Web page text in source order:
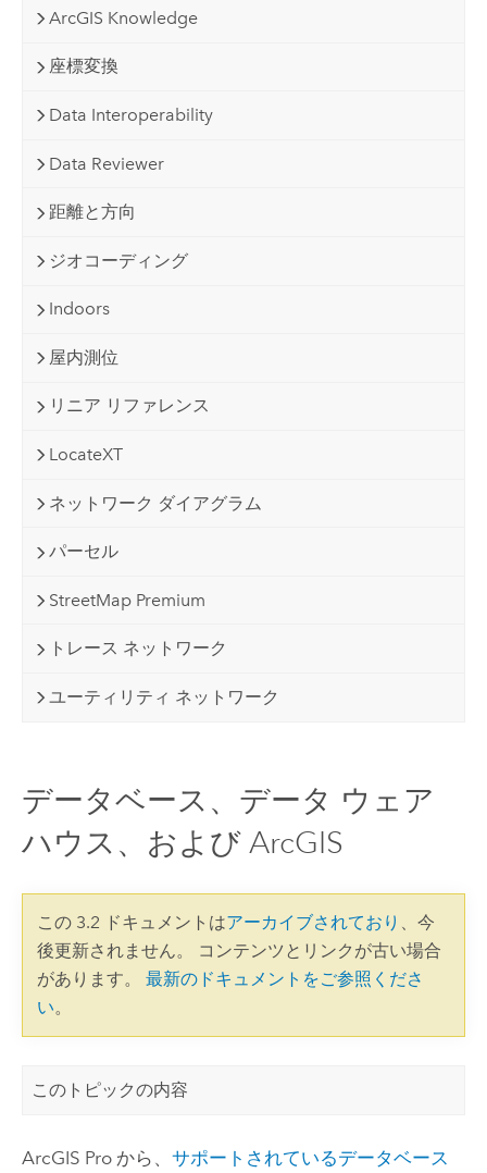
ArcGIS Knowledge
座標変換
Data Interoperability
Data Reviewer
距離と方向
ジオコーディング
Indoors
屋内測位
リニア リファレンス
LocateXT
ネットワーク ダイアグラム
パーセル
StreetMap Premium
トレース ネットワーク
ユーティリティ ネットワーク
データベース、データ ウェア
ハウス、および ArcGIS
この 3.2 ドキュメントはアーカイブされており
、今
後更新されません。 コンテンツとリンクが古い場合
があります。 最新のドキュメントをご参照くださ
い。
このトピックの内容
ArcGIS Proから、 サポートされているデータベース